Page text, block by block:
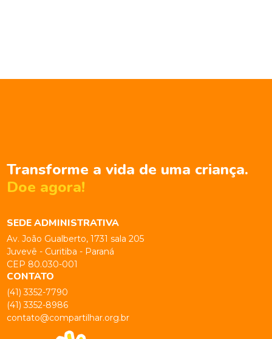
Transforme a vida de uma criança.
Doe agora!
SEDE ADMINISTRATIVA
Av. João Gualberto, 1731 sala 205
Juvevê - Curitiba - Paraná
CEP 80.030-001
CONTATO
(41) 3352-7790
(41) 3352-8986
contato@compartilhar.org.br